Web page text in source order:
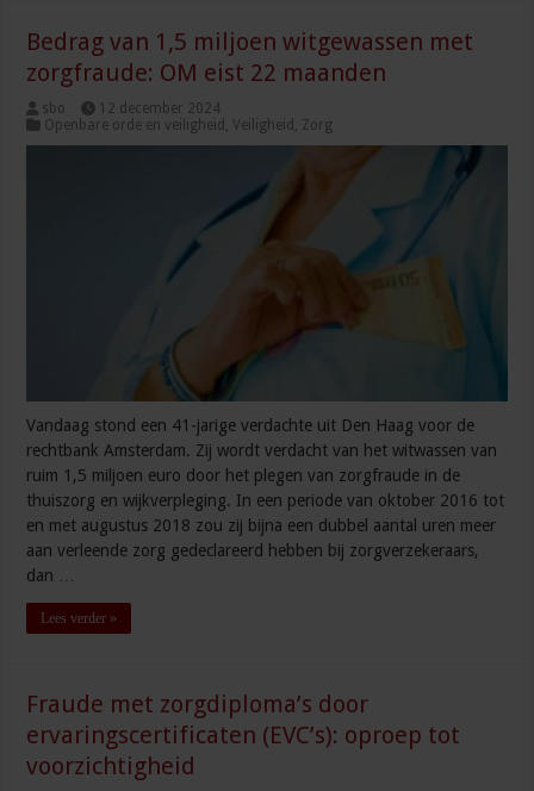
Bedrag van 1,5 miljoen witgewassen met
zorgfraude: OM eist 22 maanden
sbo
12 december 2024
Openbare orde en veiligheid ,Veiligheid , Zorg
Vandaag stond een 41-jarige verdachte uit Den Haag voor de
rechtbank Amsterdam. Zij wordt verdacht van het witwassen van
ruim 1,5 miljoen euro door het plegen van zorgfraude in de
thuiszorg en wijkverpleging. In een periode van oktober 2016 tot
en met augustus 2018 zou zij bijna een dubbel aantal uren meer
aan verleende zorg gedeclareerd hebben bij zorgverzekeraars,
dan …
Lees verder »
Fraude met zorgdiploma’s door
ervaringscertificaten (EVC’s): oproep tot
voorzichtigheid